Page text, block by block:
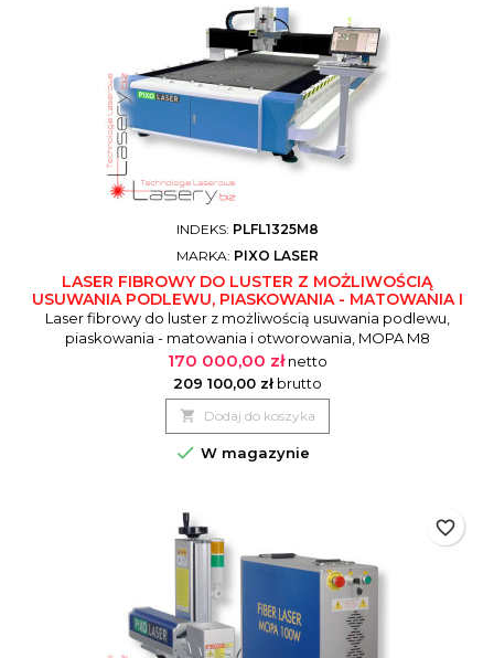
INDEKS: PLFL1325M8
MARKA: PIXO LASER
LASER FIBROWY DO LUSTER Z MOŻLIWOŚCIĄ
USUWANIA PODLEWU, PIASKOWANIA - MATOWANIA I
OTWOROWANIA, MOPA M8
Laser fibrowy do luster z możliwością usuwania podlewu,
piaskowania - matowania i otworowania, MOPA M8
Zastosowania: ☑ Usuwanie farby☑ Piaskowanie☑ Wiercenie
otworów
170 000,00 zł netto
209 100,00 zł brutto
 Dodaj do koszyka
 W magazynie
favorite_border